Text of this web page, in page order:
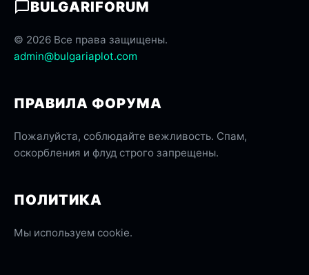
BULGARIFORUM
© 2026 Все права защищены.
admin@bulgariaplot.com
ПРАВИЛА ФОРУМА
Пожалуйста, соблюдайте вежливость. Спам,
оскорбления и флуд строго запрещены.
ПОЛИТИКА
Мы используем cookie.